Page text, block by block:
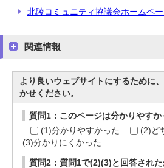
北陵コミュニティ協議会ホームペ
関連情報
より良いウェブサイトにするために
かせください。
質問1：このページは分かりやすか
(1)分かりやすかった
(2)ど
(3)分かりにくかった
質問2：質問1で(2)(3)と回答され